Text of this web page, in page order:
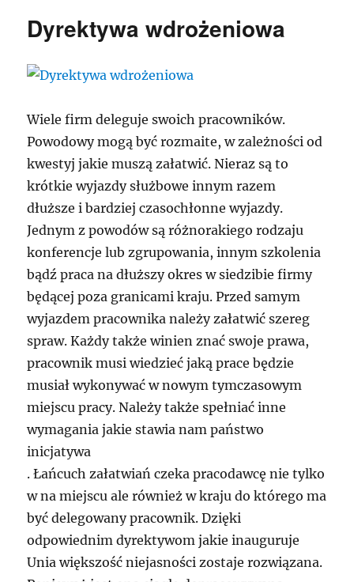
Dyrektywa wdrożeniowa
Wiele firm deleguje swoich pracowników.
Powodowy mogą być rozmaite, w zależności od
kwestyj jakie muszą załatwić. Nieraz są to
krótkie wyjazdy służbowe innym razem
dłuższe i bardziej czasochłonne wyjazdy.
Jednym z powodów są różnorakiego rodzaju
konferencje lub zgrupowania, innym szkolenia
bądź praca na dłuższy okres w siedzibie firmy
będącej poza granicami kraju. Przed samym
wyjazdem pracownika należy załatwić szereg
spraw. Każdy także winien znać swoje prawa,
pracownik musi wiedzieć jaką prace będzie
musiał wykonywać w nowym tymczasowym
miejscu pracy. Należy także spełniać inne
wymagania jakie stawia nam państwo
inicjatywa
. Łańcuch załatwiań czeka pracodawcę nie tylko
w na miejscu ale również w kraju do którego ma
być delegowany pracownik. Dzięki
odpowiednim dyrektywom jakie inauguruje
Unia większość niejasności zostaje rozwiązana.